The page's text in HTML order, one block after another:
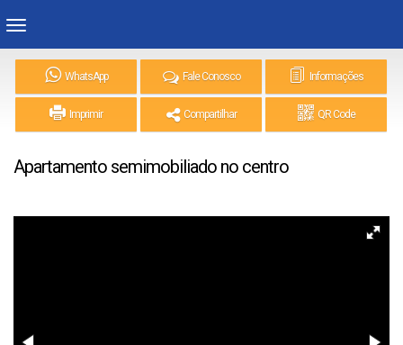
WhatsApp Fale Conosco Informações
Imprimir Compartilhar QR Code
Apartamento semimobiliado no centro